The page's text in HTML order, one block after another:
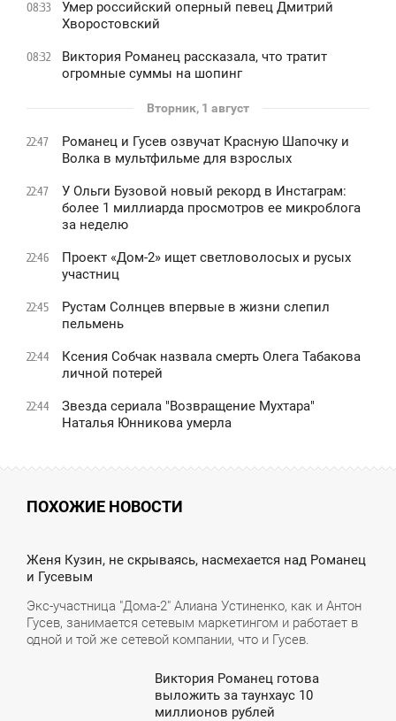
08:33
Умер российский оперный певец Дмитрий
Хворостовский
08:32
Виктория Романец рассказала, что тратит
огромные суммы на шопинг
Вторник, 1 август
22:47
Романец и Гусев озвучат Красную Шапочку и
Волка в мультфильме для взрослых
22:47
У Ольги Бузовой новый рекорд в Инстаграм:
более 1 миллиарда просмотров ее микроблога
за неделю
22:46
Проект «Дом-2» ищет светловолосых и русых
участниц
22:45
Рустам Солнцев впервые в жизни слепил
пельмень
22:44
Ксения Собчак назвала смерть Олега Табакова
личной потерей
22:44
Звезда сериала "Возвращение Мухтара"
Наталья Юнникова умерла
ПОХОЖИЕ НОВОСТИ
Женя Кузин, не скрываясь, насмехается над Романец
и Гусевым
Экс-участница "Дома-2" Алиана Устиненко, как и Антон
Гусев, занимается сетевым маркетингом и работает в
одной и той же сетевой компании, что и Гусев.
Виктория Романец готова
выложить за таунхаус 10
миллионов рублей